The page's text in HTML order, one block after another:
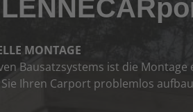
MONTAGE
Bausatzsystems ist die
Ihren Carport problemlos